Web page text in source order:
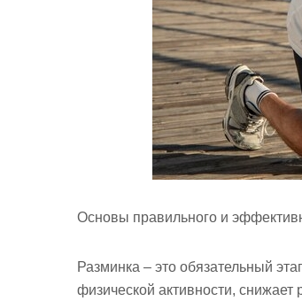
Основы правильного и
Разминка – это обязательный
физической активности,